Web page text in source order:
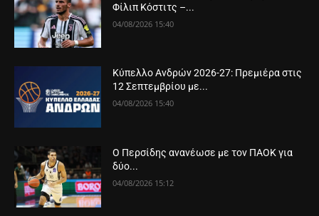
Φίλιπ Κόστιτς –...
04/08/2026 15:40
Κύπελλο Ανδρών 2026-27: Πρεμιέρα στις
12 Σεπτεμβρίου με...
04/08/2026 15:40
Ο Περσίδης ανανέωσε με τον ΠΑΟΚ για
δύο...
04/08/2026 15:12